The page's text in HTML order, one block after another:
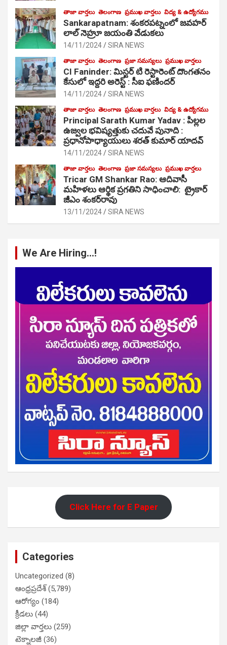
తాజా వార్తలు తెలంగాణ ప్రముఖ వార్తలు విద్య & ఉద్యోగము
Sankarapatnam: శంకరపట్నంలో జవహర్
లాల్ నెహ్రూ జయంతి వేడుకలు
14/11/2024 SIRA NEWS
తాజా వార్తలు తెలంగాణ ప్రజా సమస్యలు ప్రముఖ వార్తలు
CI Faninder: మిస్టర్ టి రెస్టారెంట్ దొంగతనం
కేసులో ఇద్దరి అరెస్ట్ : సీఐ ఫణిందర్
14/11/2024 SIRA NEWS
తాజా వార్తలు తెలంగాణ ప్రముఖ వార్తలు విద్య & ఉద్యోగము
Principal Sarath Kumar Yadav : పిల్లల
ఉజ్వల భవిష్యత్తుకు చదువే పునాది :
ప్రధానోపాధ్యాయులు శరత్ కుమార్ యాదవ్
14/11/2024 SIRA NEWS
తాజా వార్తలు తెలంగాణ ప్రజా సమస్యలు ప్రముఖ వార్తలు
Tricar GM Shankar Rao: ఆదివాసీ
మహిళలు ఆర్థిక ప్రగతిని సాధించాలి: ట్రైకార్
జీఎం శంకర్‌రావు
13/11/2024 SIRA NEWS
We Are Hiring…!
Click Here for E Paper
Categories
Uncategorized (8)
ఆంధ్రప్రదేశ్(5,789)
ఆరోగ్యం (184)
క్రీడలు (44)
జిల్లా వార్తలు (259)
టెక్నాలజీ (36)